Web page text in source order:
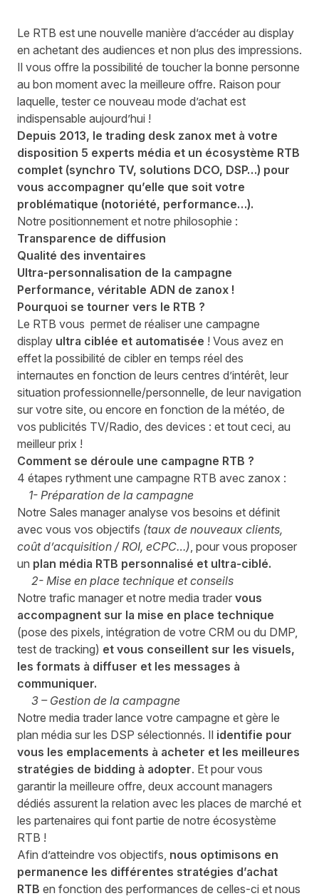
Le RTB est une nouvelle manière d’accéder au display
en achetant des audiences et non plus des impressions.
Il vous offre la possibilité de toucher la bonne personne
au bon moment avec la meilleure offre. Raison pour
laquelle, tester ce nouveau mode d’achat est
indispensable aujourd’hui !
Depuis 2013, le trading desk zanox met à votre
disposition 5 experts média et un écosystème RTB
complet (synchro TV, solutions DCO, DSP…) pour
vous accompagner qu’elle que soit votre
problématique (notoriété, performance…).
Notre positionnement et notre philosophie :
Transparence de diffusion
Qualité des inventaires
Ultra-personnalisation de la campagne
Performance, véritable ADN de zanox !
Pourquoi se tourner vers le RTB ?
Le RTB vous permet de réaliser une campagne
display ultra ciblée et automatisée ! Vous avez en
effet la possibilité de cibler en temps réel des
internautes en fonction de leurs centres d’intérêt, leur
situation professionnelle/personnelle, de leur navigation
sur votre site, ou encore en fonction de la météo, de
vos publicités TV/Radio, des devices : et tout ceci, au
meilleur prix !
Comment se déroule une campagne RTB ?
4 étapes rythment une campagne RTB avec zanox :
1- Préparation de la campagne
Notre Sales manager analyse vos besoins et définit
avec vous vos objectifs (taux de nouveaux clients,
coût d’acquisition /ROI, eCPC…), pour vous proposer
un plan média RTB personnalisé et ultra-ciblé.
2- Mise en place technique et conseils
Notre trafic manager et notre media trader vous
accompagnent sur la mise en place technique
(pose des pixels, intégration de votre CRM ou du DMP,
test de tracking) et vous conseillent sur les visuels,
les formats à diffuser et les messages à
communiquer.
3 – Gestion de la campagne
Notre media trader lance votre campagne et gère le
plan média sur les DSP sélectionnés. Il identifie pour
vous les emplacements à acheter et les meilleures
stratégies de bidding à adopter. Et pour vous
garantir la meilleure offre, deux account managers
dédiés assurent la relation avec les places de marché et
les partenaires qui font partie de notre écosystème
RTB !
Afin d’atteindre vos objectifs, nous optimisons en
permanence les différentes stratégies d’achat
RTB en fonction des performances de celles-ci et nous